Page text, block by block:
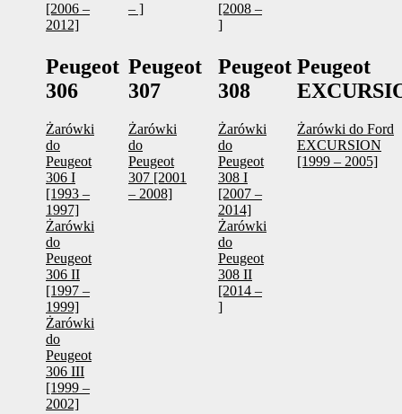
[2006 –
2012]
– ]
[2008 –
]
Peugeot
306
Żarówki
do
Peugeot
306 I
[1993 –
1997]
Żarówki
do
Peugeot
306 II
[1997 –
1999]
Żarówki
do
Peugeot
306 III
[1999 –
2002]
Peugeot
307
Żarówki
do
Peugeot
307 [2001
– 2008]
Peugeot
308
Żarówki
do
Peugeot
308 I
[2007 –
2014]
Żarówki
do
Peugeot
308 II
[2014 –
]
Peugeot
Żarówki do Ford
EXCURSION
[1999 – 2005]